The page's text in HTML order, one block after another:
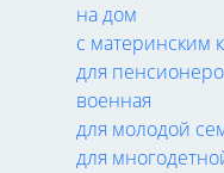
на дом
с материнским
для
военная
для молодой
для